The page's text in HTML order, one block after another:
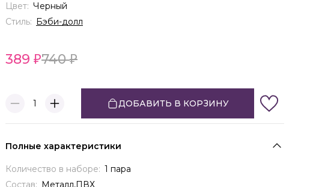
389 740
1 ДОБАВИТЬ В КОРЗИНУ
Цвет: Черный
Стиль: Бэби-долл
Полные характеристики
Количество в наборе: 1 пара
Состав: Металл,ПВХ